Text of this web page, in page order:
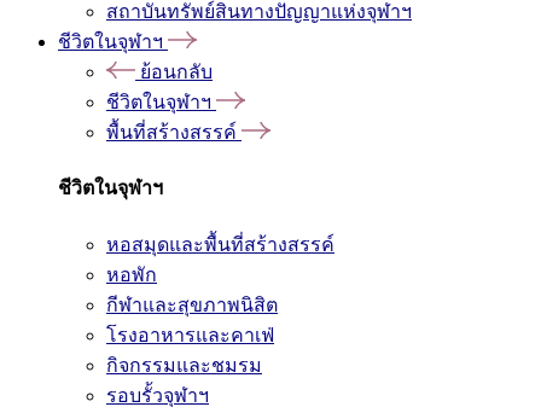
สถาบันทรัพย์สินทางปัญญาแห่งจุฬาฯ
ชีวิตในจุฬาฯ
ย้อนกลับ
ชีวิตในจุฬาฯ
พื้นที่สร้างสรรค์
ชีวิตในจุฬาฯ
หอสมุดและพื้นที่สร้างสรรค์
หอพัก
กีฬาและสุขภาพนิสิต
โรงอาหารและคาเฟ่
กิจกรรมและชมรม
รอบรั้วจุฬาฯ